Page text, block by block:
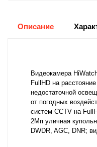
Описание
Видеокамера
FullHD на
недостаточной
от погодных
систем CCTV на
2Мп уличная
DWDR, AGC, DNR;